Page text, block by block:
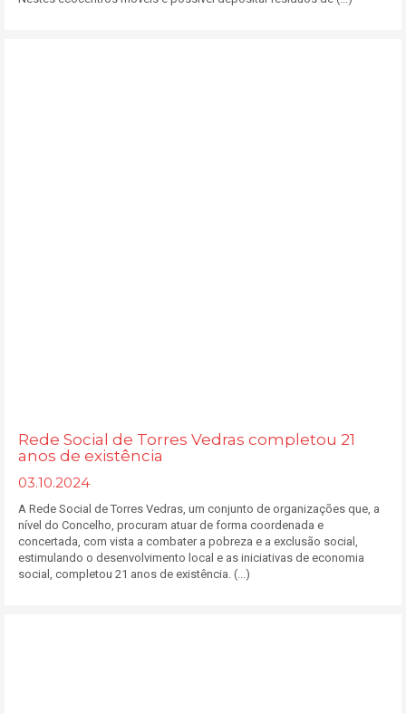
Rede Social de Torres Vedras completou 21
anos de existência
03.10.2024
A Rede Social de Torres Vedras, um conjunto de organizações que, a
nível do Concelho, procuram atuar de forma coordenada e
concertada, com vista a combater a pobreza e a exclusão social,
estimulando o desenvolvimento local e as iniciativas de economia
social, completou 21 anos de existência. (...)